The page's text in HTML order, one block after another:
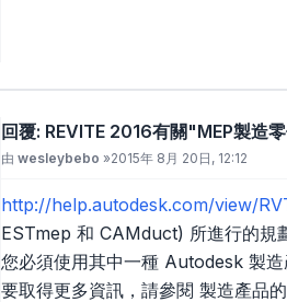
回覆: REVITE 2016有關"MEP製造
文章
由 wesleybebo »2015年 8月 20日, 12:12
http://help.autodesk.com/view/
ESTmep 和 CAMduct) 所進行的規
您必須使用其中一種 Autodesk 製
要取得更多資訊，請參閱 製造產品